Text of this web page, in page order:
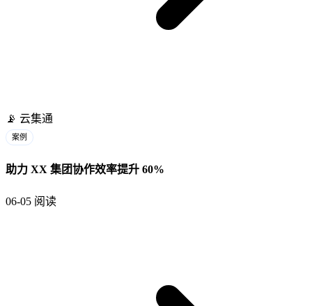
📡 云集通
案例
助力 XX 集团协作效率提升 60%
06-05 阅读